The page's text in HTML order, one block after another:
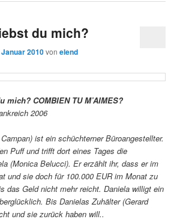
du mich?
Januar 2010vonelend
mich? COMBIEN TU M’AIMES?
2006
ist ein schüchterner Büroangestellter.
Puff und trifft dort eines Tages die
(Monica Belucci). Er erzählt ihr, dass er im
und sie doch für 100.000 EUR im Monat zu
das Geld nicht mehr reicht. Daniela willigt ein
Bis Danielas Zuhälter (Gerard
und sie zurück haben will..